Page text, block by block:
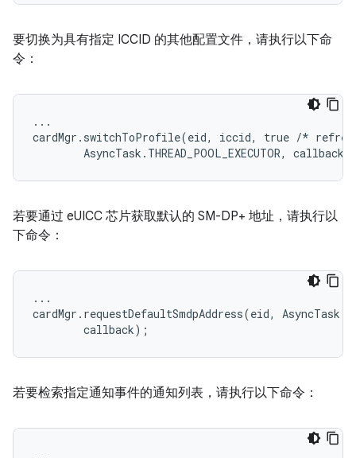
要切换为具有指定 ICCID 的其他配置文件，请执行以下命
令：
...
cardMgr.switchToProfile(eid, iccid, true /*
若要通过 eUICC 芯片获取默认的 SM-DP+ 地址，请执行以
下命令：
...
cardMgr.requestDefaultSmdpAddress(eid,
若要检索指定通知事件的通知列表，请执行以下命令：